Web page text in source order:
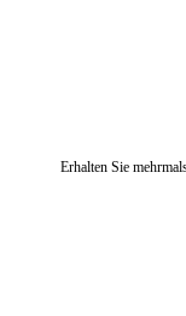
Erhalten Sie